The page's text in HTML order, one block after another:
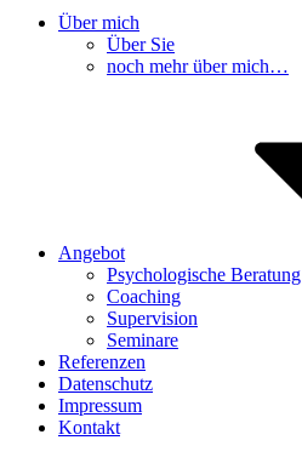
Über mich
Über Sie
noch mehr über mich…
Angebot
Psychologische Beratung
Coaching
Supervision
Seminare
Referenzen
Datenschutz
Impressum
Kontakt